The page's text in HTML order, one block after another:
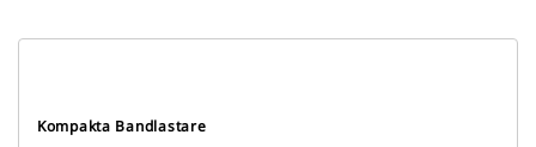
Kompakta Bandlastare